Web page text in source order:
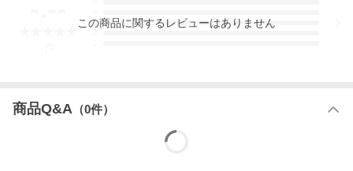
3
この商品に関するレビューはありません
商品Q&A （0件）